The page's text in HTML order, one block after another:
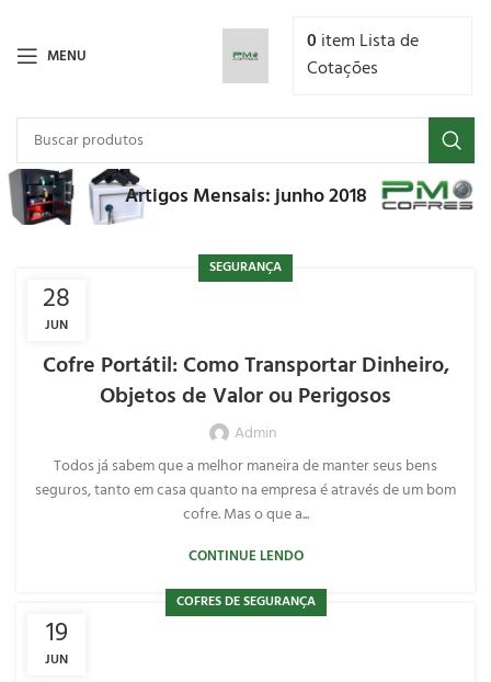
MENU 0 item Lista de
Cotações
Artigos Mensais: junho 2018
28
JUN
SEGURANÇA
Cofre Portátil: Como Transportar Dinheiro,
Objetos de Valor ou Perigosos
Admin
Todos já sabem que a melhor maneira de manter seus bens
seguros, tanto em casa quanto na empresa é através de um bom
cofre. Mas o que a...
CONTINUE LENDO
19
JUN
COFRES DE SEGURANÇA